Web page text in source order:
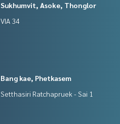
Sukhumvit, Asoke, Thonglor
VIA 34
Bang kae, Phetkasem
Setthasiri Ratchapruek - Sai 1